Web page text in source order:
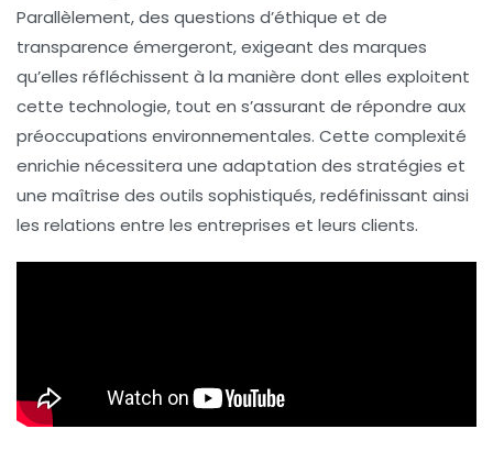
Parallèlement, des questions d’éthique et de
transparence émergeront, exigeant des marques
qu’elles réfléchissent à la manière dont elles exploitent
cette technologie, tout en s’assurant de répondre aux
préoccupations environnementales. Cette complexité
enrichie nécessitera une adaptation des stratégies et
une maîtrise des outils sophistiqués, redéfinissant ainsi
les relations entre les entreprises et leurs clients.